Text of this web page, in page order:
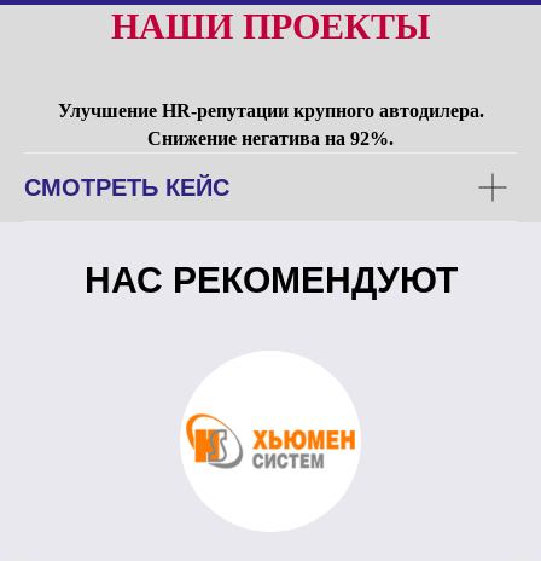
НАШИ ПРОЕКТЫ
Улучшение HR-репутации крупного автодилера.
Снижение негатива на 92%.
СМОТРЕТЬ КЕЙС
НАС РЕКОМЕНДУЮТ